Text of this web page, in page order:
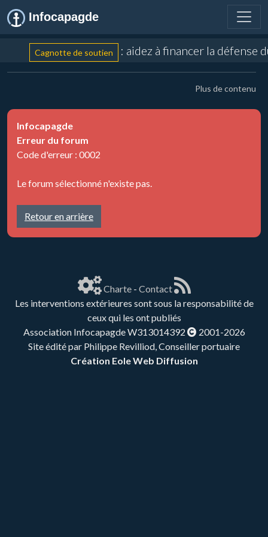
Infocapagde
Cagnotte de soutien : aidez à financer la
Plus de contenu
Infocapagde
Erreur du forum
Code d'erreur : 0002
Le forum sélectionné n'existe pas.
Retour en arrière
Charte- Contact
Les interventions extérieures sont sous la responsabilité de
ceux qui les ont publiés
Association Infocapagde W313014392
2001-2026
Site édité par Philippe Revilliod, Conseiller portuaire
Création Eole Web Diffusion